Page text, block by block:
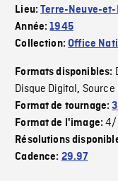
Lieu:Terre-Neuve-
Année:1945
Collection:Office
Formats disponibles:
Disque Digital, Source
Format de tournage:
Format de l'image:
Résolutions
Cadence: 29.97